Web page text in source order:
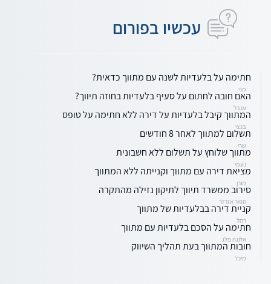
עכשיו בפורום
חתימה על בלעדיות לשנה עם מתווך כדאית?
מני
האם חובה לחתום על סעיף בלעדיות בחוזה תיווך?
ענבל
המתווך קיבל בלעדיות על דירה ללא חתימה על טופס
בנצי
תשלום למתווך לאחר 8 חודשים
שרי
מתווך שלוחץ על תשלום ללא חשבונית
נעמי
מציאת דירה עם מתווך וקנייתה ללא המתווך
מורן
סירוב ממשרד תיווך לתיקון נזילה מהתקרה
ספיר אזרזר
קניית דירה בבלעדיות של מתווך
רחל
חתימה על הסכם בלעדיות עם מתווך
אלונה פלג
חובות המתווך בעת תהליך השיווק
מיכל